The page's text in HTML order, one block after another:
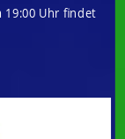
19:00 Uhr findet